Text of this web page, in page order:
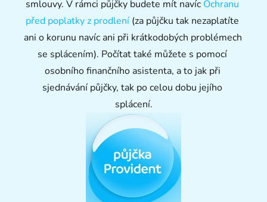
smlouvy. V rámci půjčky budete mít navíc Ochranu
před poplatky z prodlení (za půjčku tak nezaplatíte
ani o korunu navíc ani při krátkodobých problémech
se splácením). Počítat také můžete s pomocí
osobního finančního asistenta, a to jak při
sjednávání půjčky, tak po celou dobu jejího
splácení.